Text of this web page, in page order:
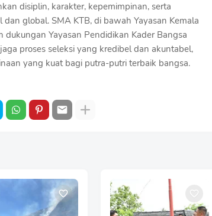
disiplin, karakter, kepemimpinan, serta
global. SMA KTB, di bawah Yayasan Kemala
dukungan Yayasan Pendidikan Kader Bangsa
proses seleksi yang kredibel dan akuntabel,
yang kuat bagi putra-putri terbaik bangsa.